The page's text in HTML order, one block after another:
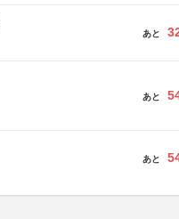
あと
あと
あと